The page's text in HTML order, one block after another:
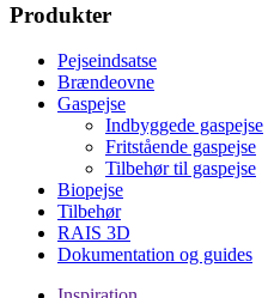
Produkter
Pejseindsatse
Brændeovne
Gaspejse
Indbyggede gaspejse
Fritstående gaspejse
Tilbehør til gaspejse
Biopejse
Tilbehør
RAIS 3D
Dokumentation og guides